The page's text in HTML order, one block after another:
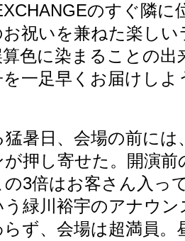
のすぐ隣に
お祝いを兼ねた楽し
色に染まることの出
一足早くお届けしよ
猛暑日、会場の前には
押し寄せた。開演前
の3倍はお客さん入っ
う緑川裕宇のアナウ
ず、会場は超満員。